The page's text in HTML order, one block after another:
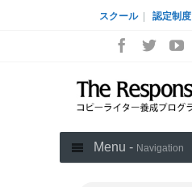
スクール 認定制度
Menu - Navigation